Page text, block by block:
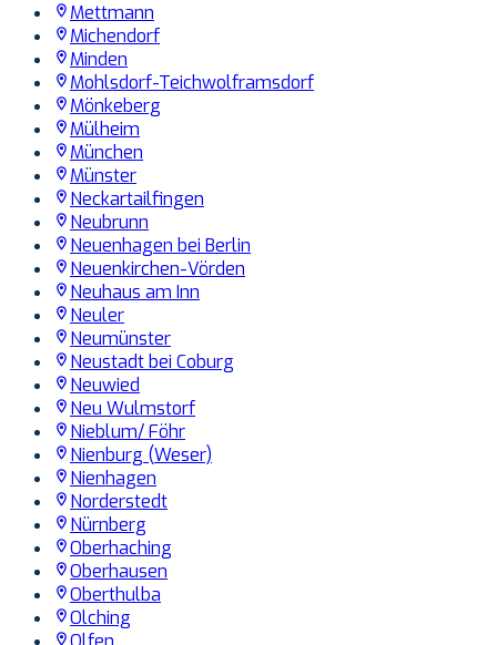
Mettmann
Michendorf
Minden
Mohlsdorf-Teichwolframsdorf
Mönkeberg
Mülheim
München
Münster
Neckartailfingen
Neubrunn
Neuenhagen bei Berlin
Neuenkirchen-Vörden
Neuhaus am Inn
Neuler
Neumünster
Neustadt bei Coburg
Neuwied
Neu Wulmstorf
Nieblum/ Föhr
Nienburg (Weser)
Nienhagen
Norderstedt
Nürnberg
Oberhaching
Oberhausen
Oberthulba
Olching